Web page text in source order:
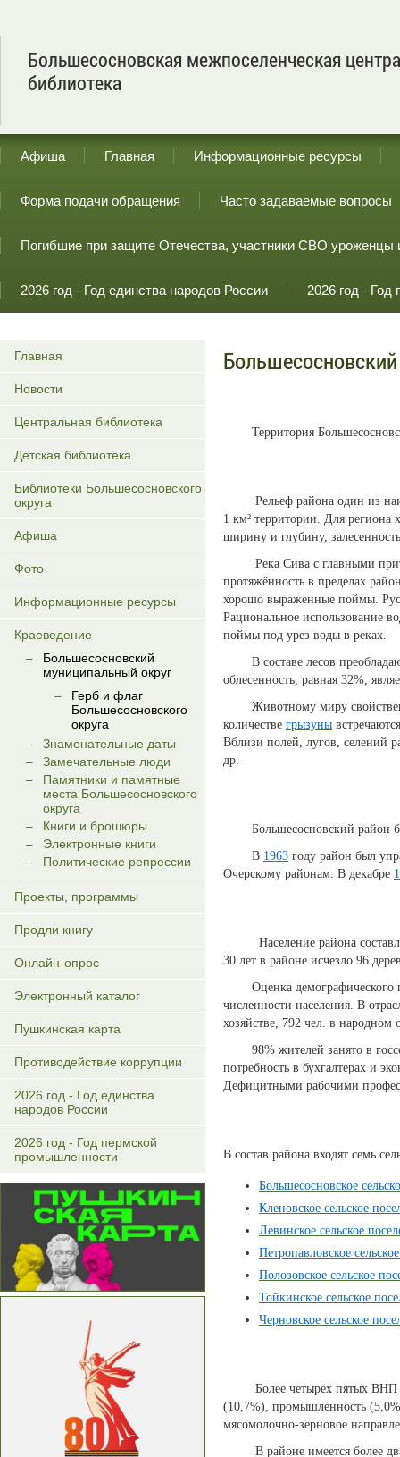
Большесосновская межпоселенческая
библиотека
Афиша Главная Информационные ресурсы
Форма подачи обращения Часто задаваемые вопросы
Погибшие при защите Отечества, участники СВО уроженцы
2026 год - Год единства народов России 2026 год -
Главная
Новости
Центральная библиотека
Детская библиотека
Библиотеки Большесосновского
округа
Афиша
Фото
Информационные ресурсы
Краеведение
Большесосновский
муниципальный округ
Герб и флаг
Большесосновского
округа
Знаменательные даты
Замечательные люди
Памятники и памятные
места Большесосновского
округа
Книги и брошюры
Электронные книги
Политические репрессии
Проекты, программы
Продли книгу
Онлайн-опрос
Электронный каталог
Пушкинская карта
Противодействие коррупции
2026 год - Год единства
народов России
2026 год - Год пермской
промышленности
Территория
Рельеф района один из
1 км² территории. Для региона
ширину и глубину,
Река Сива с главными
протяжённость в пределах
хорошо выраженные поймы.
Рациональное использование
поймы под урез воды в реках.
В составе лесов
облесенность, равная 32%,
Животному миру
количестве грызуны
Вблизи полей, лугов, селений
др.
Большесосновский район
В 1963 году район был
Очерскому районам. В декабре
Население района
30 лет в районе исчезло 96
Оценка демографического
численности населения. В
хозяйстве, 792 чел. в народном
98% жителей занято в
потребность в бухгалтерах и
Дефицитными рабочими
В состав района входят семь
Большесосновское
Кленовское сельское
Левинское сельское
Петропавловское
Полозовское сельское
Тойкинское сельское
Черновское сельское
Более четырёх пятых ВНП
(10,7%), промышленность
мясомолочно-зерновое
В районе имеется более